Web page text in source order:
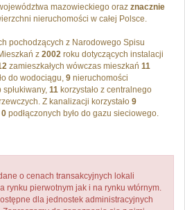
mazowieckiego oraz znacznie
nieruchomości w całej Polsce.
pochodzących z Narodowego Spisu
z 2002 roku dotyczących instalacji
zamieszkałych wówczas mieszkań 11
do wodociągu, 9 nieruchomości
11 korzystało z centralnego
Z kanalizacji korzystało 9
0 podłączonych było do gazu sieciowego.
o cenach transakcyjnych lokali
rynku pierwotnym jak i na rynku wtórnym.
dla jednostek administracyjnych